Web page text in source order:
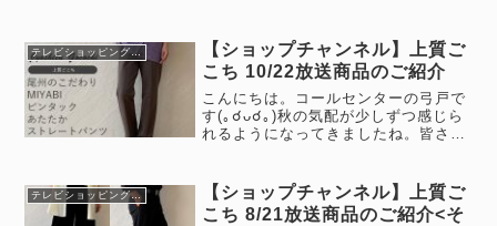
品紹介が放送と前後してしまいました
が社員着用イメージを撮影しましたの
で、...
テレビショッピング情報
【ショップチャンネル】上質ご
こち 10/22放送商品のご紹介
こんにちは。コールセンターの弓戸で
す(｡☌ᴗ☌｡)秋の気配が少しずつ感じら
れるようになってきましたね。皆さ
ネル】で上質ごこちの放送がありま
す。「寒くたっておしゃれはし...
テレビショッピング情報
【ショップチャンネル】上質ご
こち 8/21放送商品のご紹介<そ